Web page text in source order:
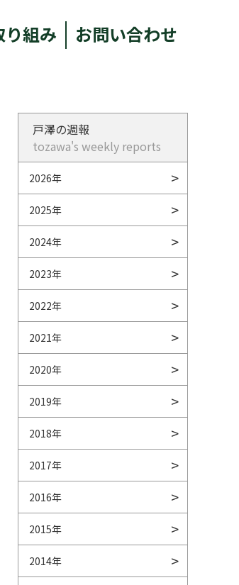
組み お問い合わせ
戸澤の週報
tozawa's weekly reports
2026年
2025年
2024年
2023年
2022年
2021年
2020年
2019年
2018年
2017年
2016年
2015年
2014年